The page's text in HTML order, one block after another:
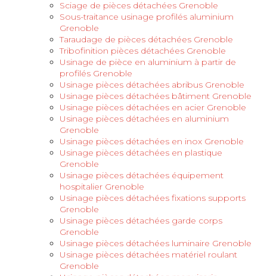
Sciage de pièces détachées Grenoble
Sous-traitance usinage profilés aluminium
Grenoble
Taraudage de pièces détachées Grenoble
Tribofinition pièces détachées Grenoble
Usinage de pièce en aluminium à partir de
profilés Grenoble
Usinage pièces détachées abribus Grenoble
Usinage pièces détachées bâtiment Grenoble
Usinage pièces détachées en acier Grenoble
Usinage pièces détachées en aluminium
Grenoble
Usinage pièces détachées en inox Grenoble
Usinage pièces détachées en plastique
Grenoble
Usinage pièces détachées équipement
hospitalier Grenoble
Usinage pièces détachées fixations supports
Grenoble
Usinage pièces détachées garde corps
Grenoble
Usinage pièces détachées luminaire Grenoble
Usinage pièces détachées matériel roulant
Grenoble